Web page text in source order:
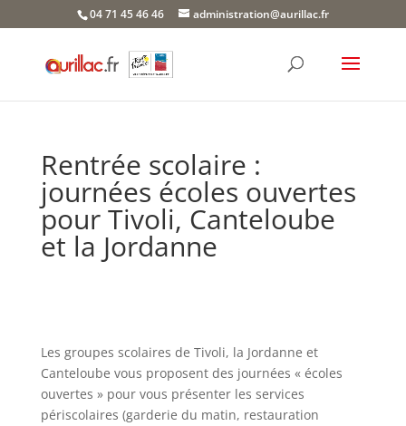
04 71 45 46 46 administration@aurillac.fr
Rentrée scolaire :
journées écoles ouvertes
pour Tivoli, Canteloube
et la Jordanne
Les groupes scolaires de Tivoli, la Jordanne et
Canteloube vous proposent des journées « écoles
ouvertes » pour vous présenter les services
périscolaires (garderie du matin, restauration